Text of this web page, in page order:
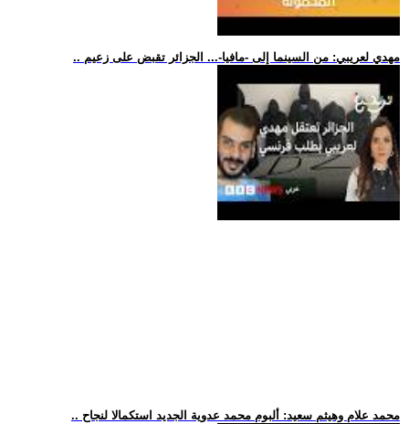
.. مهدي لعريبي: من السينما إلى -مافيا-... الجزائر تقبض على زعيم
.. محمد علام وهيثم سعيد: ألبوم محمد عدوية الجديد استكمالا لنجاح